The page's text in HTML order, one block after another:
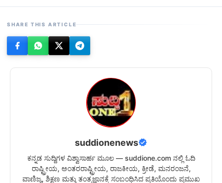
SHARE THIS ARTICLE
suddionenews
ಕನ್ನಡ ಸುದ್ದಿಗಳ ವಿಶ್ವಾಸಾರ್ಹ ಮೂಲ — suddione.com ನಲ್ಲಿ ಓದಿ
ರಾಷ್ಟ್ರೀಯ, ಅಂತರರಾಷ್ಟ್ರೀಯ, ರಾಜಕೀಯ, ಕ್ರೀಡೆ, ಮನರಂಜನೆ,
ವಾಣಿಜ್ಯ, ಶಿಕ್ಷಣ ಮತ್ತು ತಂತ್ರಜ್ಞಾನಕ್ಕೆ ಸಂಬಂಧಿಸಿದ ಪ್ರತಿಯೊಂದು ಪ್ರಮುಖ